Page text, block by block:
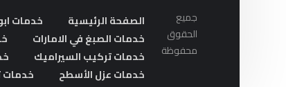
جميع
الحقوق
محفوظة
الصفحة الرئيسية خدمات
خدمات الصبغ في الامارات
خدمات تركيب السيراميك
خدمات عزل الأسطح
خدمات